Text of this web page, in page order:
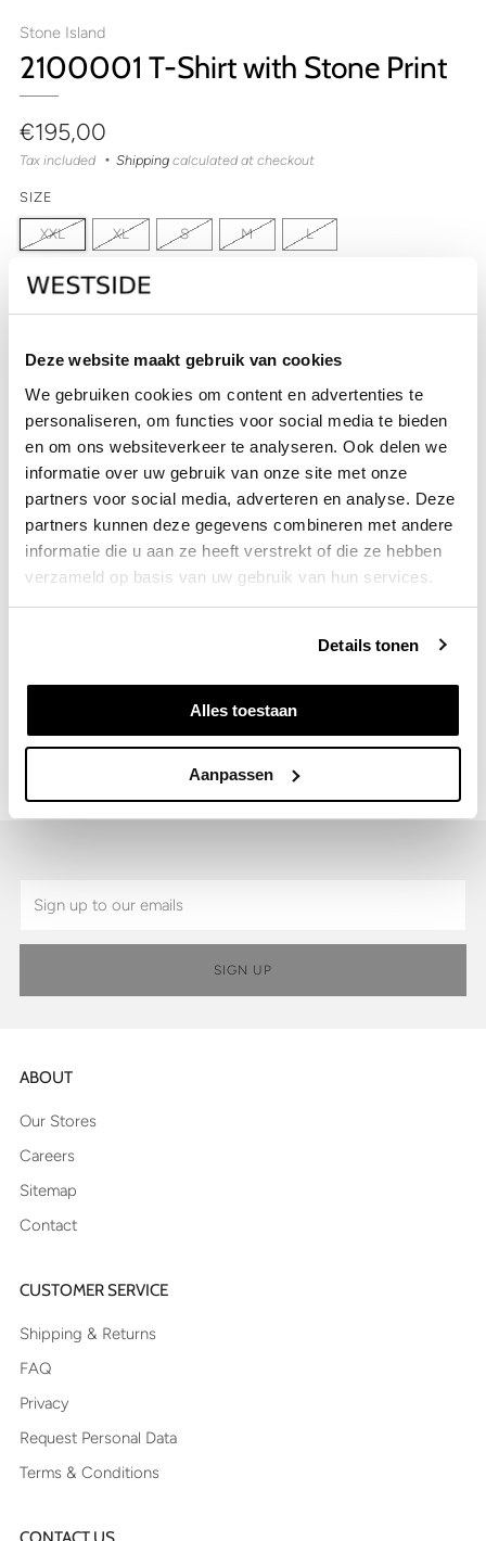
Deze website maakt gebruik van cookies
We gebruiken cookies om content en advertenties te
personaliseren, om functies voor social media te bieden
en om ons websiteverkeer te analyseren. Ook delen we
informatie over uw gebruik van onze site met onze
partners voor social media, adverteren en analyse. Deze
partners kunnen deze gegevens combineren met andere
informatie die u aan ze heeft verstrekt of die ze hebben
verzameld op basis van uw gebruik van hun services.
Details tonen
Alles toestaan
Aanpassen
Stone Island
2100001 T-Shirt with Stone Print
Regular
price
€195,00
Tax included Shipping calculated at checkout
SIZE
XXL XL S M L
QUANTITY
Out of stock
SOLD OUT
CHECK IN-STORE AVAILABILITY
Details
SIGN UP
ABOUT
Our Stores
Careers
Sitemap
Contact
CUSTOMER SERVICE
Shipping & Returns
FAQ
Privacy
Request Personal Data
Terms & Conditions